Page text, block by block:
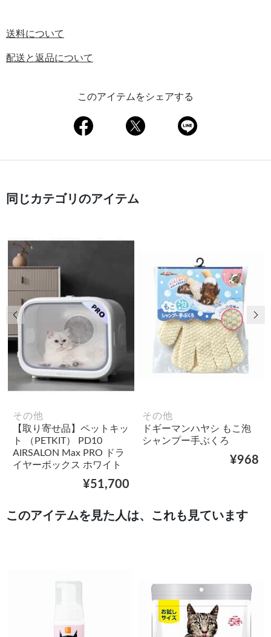
送料について
配送と返品について
このアイテムをシェアする
同じカテゴリのアイテム
その他
【取り寄せ品】ペットキッ
ト （PETKIT） PD10
AIRSALON Max PRO ドラ
イヤーボックス ホワイト
¥51,700
その他
ドギーマンハヤシ もこ泡
シャンプー手ぶくろ
¥968
前の画像 次
このアイテムを見た人は、これも見ています